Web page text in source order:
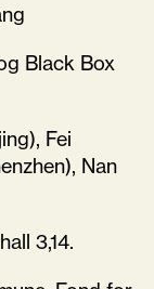
Black Box
Fei
Nan
3,14.